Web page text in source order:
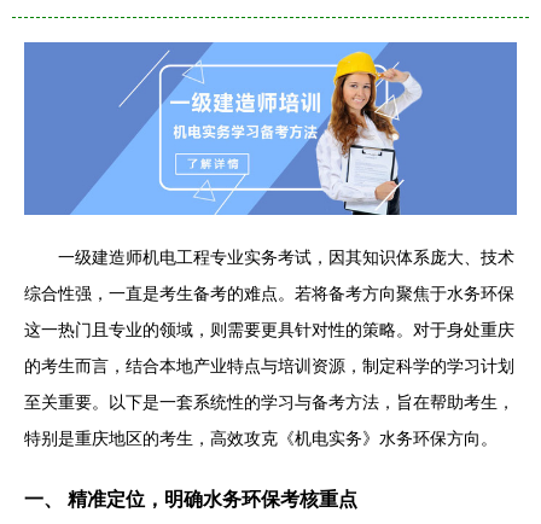
一级建造师机电工程专业实务考试，因其知识体系庞大、技术
综合性强，一直是考生备考的难点。若将备考方向聚焦于水务环保
这一热门且专业的领域，则需要更具针对性的策略。对于身处重庆
的考生而言，结合本地产业特点与培训资源，制定科学的学习计划
至关重要。以下是一套系统性的学习与备考方法，旨在帮助考生，
特别是重庆地区的考生，高效攻克《机电实务》水务环保方向。
一、 精准定位，明确水务环保考核重点